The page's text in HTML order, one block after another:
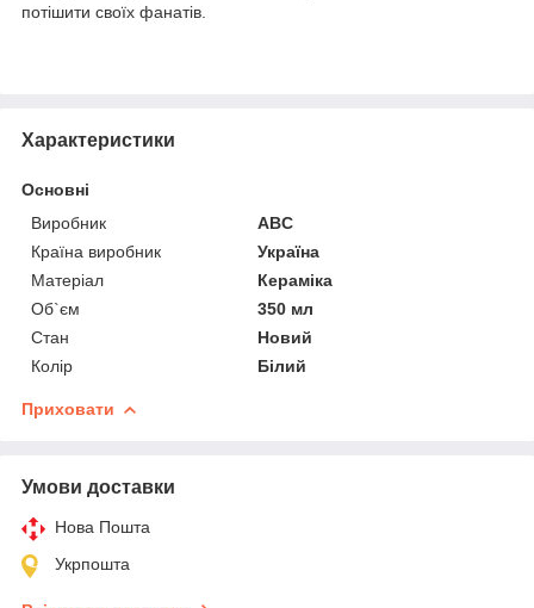
потішити своїх фанатів.
Характеристики
Основні
Виробник
ABC
Країна виробник
Україна
Матеріал
Кераміка
Об`єм
350 мл
Стан
Новий
Колір
Білий
Приховати
Умови доставки
Нова Пошта
Укрпошта